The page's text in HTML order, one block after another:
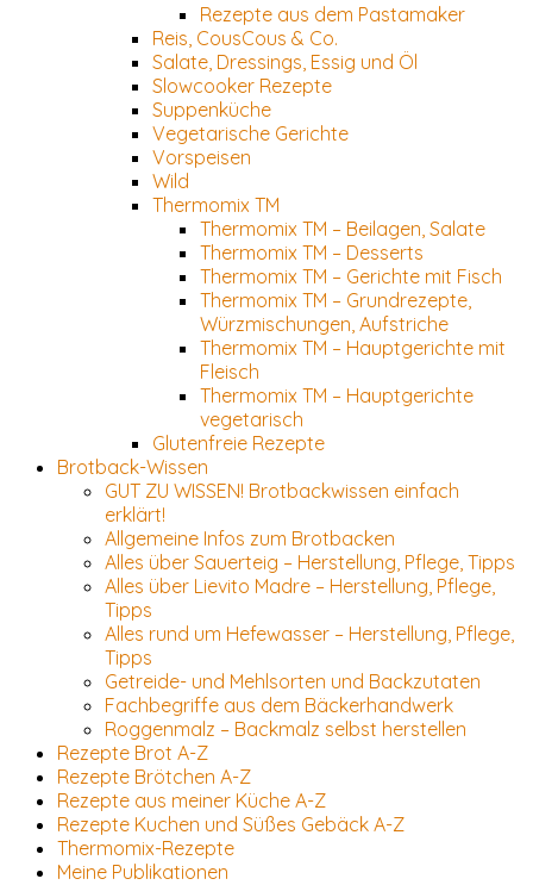
Rezepte aus dem Pastamaker
Reis, CousCous & Co.
Salate, Dressings, Essig und Öl
Slowcooker Rezepte
Suppenküche
Vegetarische Gerichte
Vorspeisen
Wild
Thermomix TM
Thermomix TM – Beilagen, Salate
Thermomix TM – Desserts
Thermomix TM – Gerichte mit Fisch
Thermomix TM – Grundrezepte,
Würzmischungen, Aufstriche
Thermomix TM – Hauptgerichte mit
Fleisch
Thermomix TM – Hauptgerichte
vegetarisch
Glutenfreie Rezepte
Brotback-Wissen
GUT ZU WISSEN! Brotbackwissen einfach
erklärt!
Allgemeine Infos zum Brotbacken
Alles über Sauerteig – Herstellung, Pflege, Tipps
Alles über Lievito Madre – Herstellung, Pflege,
Tipps
Alles rund um Hefewasser – Herstellung, Pflege,
Tipps
Getreide- und Mehlsorten und Backzutaten
Fachbegriffe aus dem Bäckerhandwerk
Roggenmalz – Backmalz selbst herstellen
Rezepte Brot A-Z
Rezepte Brötchen A-Z
Rezepte aus meiner Küche A-Z
Rezepte Kuchen und Süßes Gebäck A-Z
Thermomix-Rezepte
Meine Publikationen